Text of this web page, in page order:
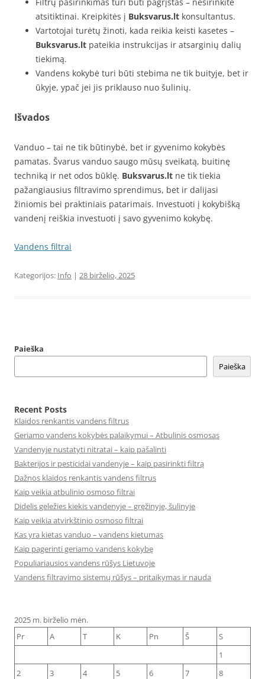
atsitiktinai. Kreipkitės į Buksvarus.lt konsultantus.
Vartotojai turėtų žinoti, kada reikia keisti kasetes –
Buksvarus.lt pateikia instrukcijas ir atsarginių dalių
tiekimą.
Vandens kokybė turi būti stebima ne tik buityje, bet ir
ūkyje, ypač jei jis priklauso nuo šulinių.
Išvados
Vanduo – tai ne tik būtinybė, bet ir gyvenimo kokybės
pamatas. Švarus vanduo saugo mūsų sveikatą, buitinę
techniką ir net odos būklę. Buksvarus.lt ne tik tiekia
pažangiausius filtravimo sprendimus, bet ir dalijasi
žiniomis bei praktiniais patarimais. Investuoti į kokybišką
vandenį reiškia investuoti į savo gyvenimo kokybę.
Vandens filtrai
Kategorijos: Info | 28 birželio, 2025
Paieška
Paieška
Recent Posts
Klaidos renkantis vandens filtrus
Geriamo vandens kokybės palaikymui – Atbulinis osmosas
Vandenyje nustatyti nitratai – kaip pašalinti
Bakterijos ir pesticidai vandenyje – kaip pasirinkti filtrą
Dažnos klaidos renkantis vandens filtrus
Kaip veikia atbulinio osmoso filtrai
Didelis geležies kiekis vandenyje – gręžinyje, šulinyje
Kaip veikia atvirkštinio osmoso filtrai
Kas yra kietas vanduo – vandens kietumas
Kaip pagerinti geriamo vandens kokybę
Populiariausios vandens rūšys Lietuvoje
Vandens filtravimo sistemų rūšys – pritaikymas ir nauda
2025 m. birželio mėn.
Pr
A T K Pn Š
S
1
2
3 4 5 6 7
8